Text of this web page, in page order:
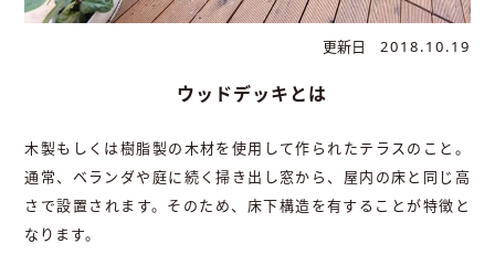
更新日 2018.10.19
ウッドデッキとは
木製もしくは樹脂製の木材を使用して作られたテラスのこと。
通常、ベランダや庭に続く掃き出し窓から、屋内の床と同じ高
さで設置されます。そのため、床下構造を有することが特徴と
なります。